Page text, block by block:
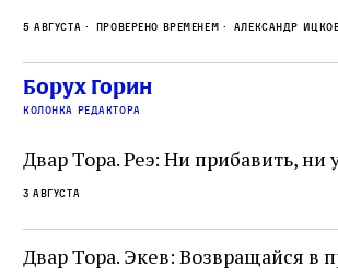
необычайное напряжение и
отказался приходить к Стене в
чтобы не собирать вокруг себя
количество хасидов и жителей
5 августа Проверено временем Александр
Борух Горин
колонка редактора
Двар Тора. Реэ: Ни прибавить, ни
3 августа
Двар Тора. Экев: Возвращайся в